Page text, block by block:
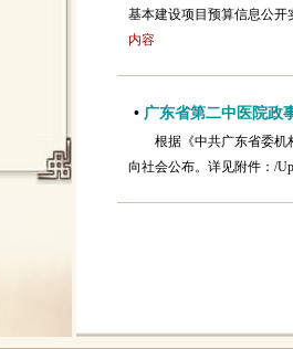
基本建设项目预算信息公
内容
• 广东省第二中医院政
根据《中共广东省委
向社会公布。详见附件：/